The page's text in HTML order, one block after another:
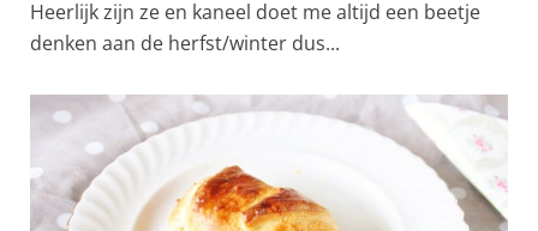
Heerlijk zijn ze en kaneel doet me altijd een beetje
denken aan de herfst/winter dus...